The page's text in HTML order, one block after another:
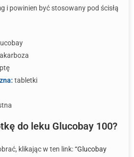
i powinien być stosowany pod ścisłą
akarboza
tabletki
do leku Glucobay 100?
klikając w ten link:“Glucobay